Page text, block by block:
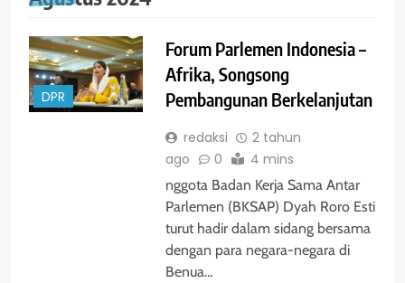
DPR
Forum Parlemen Indonesia –
Afrika, Songsong
Pembangunan Berkelanjutan
redaksi
2 tahun
ago
0 4 mins
nggota Badan Kerja Sama Antar
Parlemen (BKSAP) Dyah Roro Esti
turut hadir dalam sidang bersama
dengan para negara-negara di
Benua…